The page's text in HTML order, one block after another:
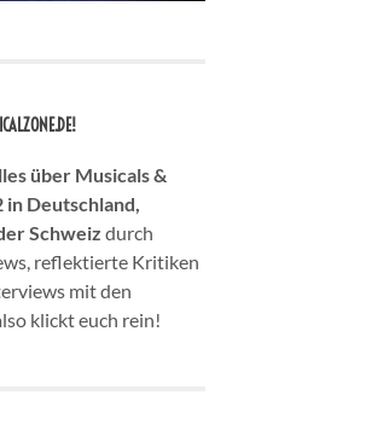
über Musicals &
in Deutschland,
Schweiz durch
reflektierte Kritiken
mit den
klickt euch rein!